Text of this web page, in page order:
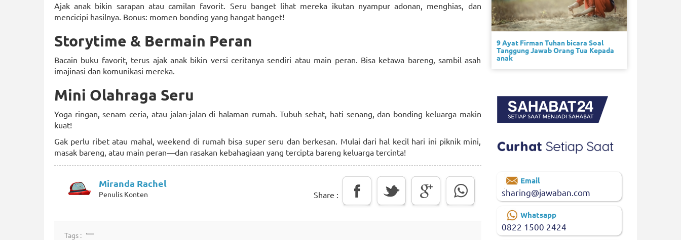
Ajak anak bikin sarapan atau camilan favorit. Seru banget lihat mereka ikutan nyampur adonan, menghias, dan
mencicipi hasilnya. Bonus: momen bonding yang hangat banget!
Storytime & Bermain Peran
Bacain buku favorit, terus ajak anak bikin versi ceritanya sendiri atau main peran. Bisa ketawa bareng, sambil asah
imajinasi dan komunikasi mereka.
Mini Olahraga Seru
Yoga ringan, senam ceria, atau jalan-jalan di halaman rumah. Tubuh sehat, hati senang, dan bonding keluarga makin
kuat!
Gak perlu ribet atau mahal, weekend di rumah bisa super seru dan berkesan. Mulai dari hal kecil hari ini piknik mini,
masak bareng, atau main peran—dan rasakan kebahagiaan yang tercipta bareng keluarga tercinta!
Miranda Rachel
Penulis Konten Share :
Tags :
9 Ayat Firman Tuhan bicara Soal
Tanggung Jawab Orang Tua Kepada
anak
Email
sharing@jawaban.com
Whatsapp
0822 1500 2424